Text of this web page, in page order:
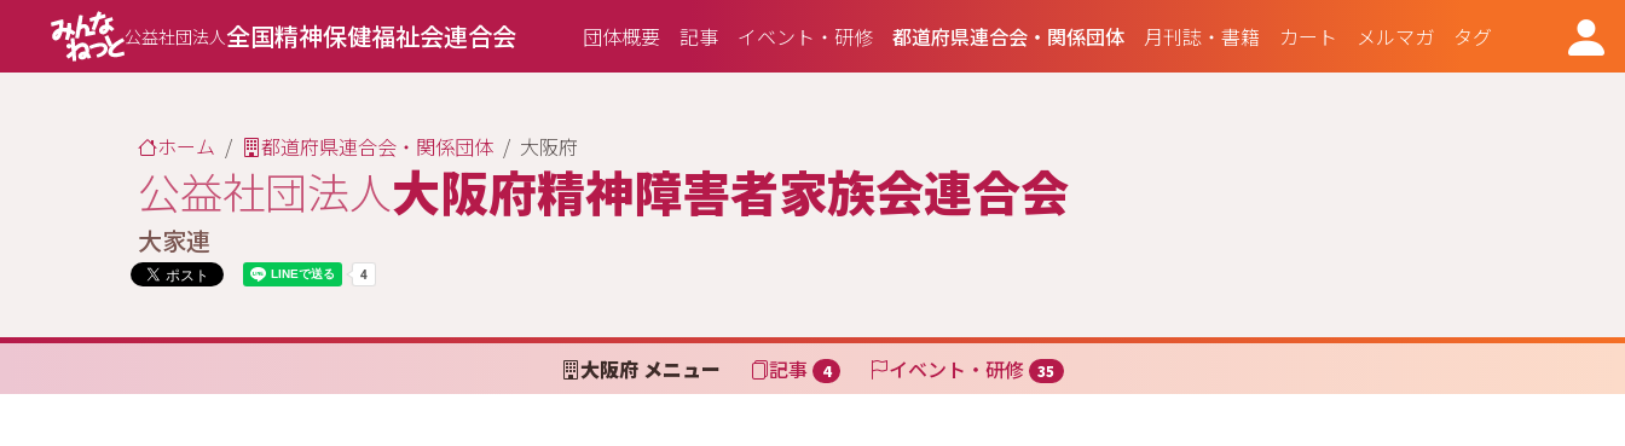
公益社団法人全国精神保健福祉会連合会 団体概要 記事 イベント・研修 都道府県連合会・関係団体 月刊誌・書籍 カート メルマガ タグ
ホーム 都道府県連合会・関係団体 大阪府
公益社団法人大阪府精神障害者家族会連合会
大家連
大阪府 メニュー 記事 4 イベント・研修 35